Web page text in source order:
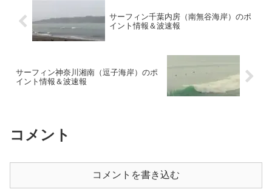
サーフィン千葉内房（南無谷海岸）のポ
イント情報＆波速報
サーフィン神奈川湘南（逗子海岸）のポ
イント情報＆波速報
コメント
コメントを書き込む